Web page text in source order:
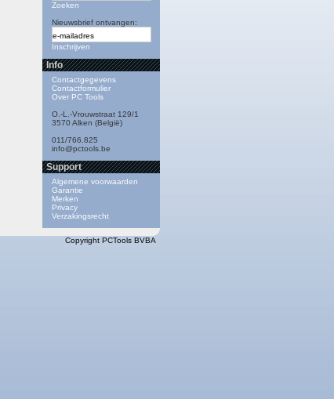
Zoeken
Nieuwsbrief ontvangen:
Inschrijven
Info
Contactgegevens
Contactformulier
Over PC Tools
O.-L.-Vrouwstraat 129/1
3570 Alken (België)
011/766.825
info@pctools.be
Support
Algemene voorwaarden
Garantie
Merken
Privacy
Verzakingsrecht
Copyright PCTools BVBA